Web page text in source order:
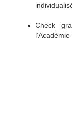
Check